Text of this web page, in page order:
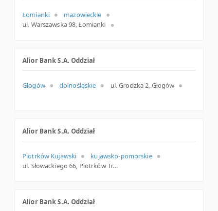
Łomianki
mazowieckie
ul. Warszawska 98, Łomianki
Alior Bank S.A. Oddział
Głogów dolnośląskie ul. Grodzka 2, Głogów
Alior Bank S.A. Oddział
Piotrków Kujawski
kujawsko-pomorskie
ul. Słowackiego 66, Piotrków Tryb.
Alior Bank S.A. Oddział